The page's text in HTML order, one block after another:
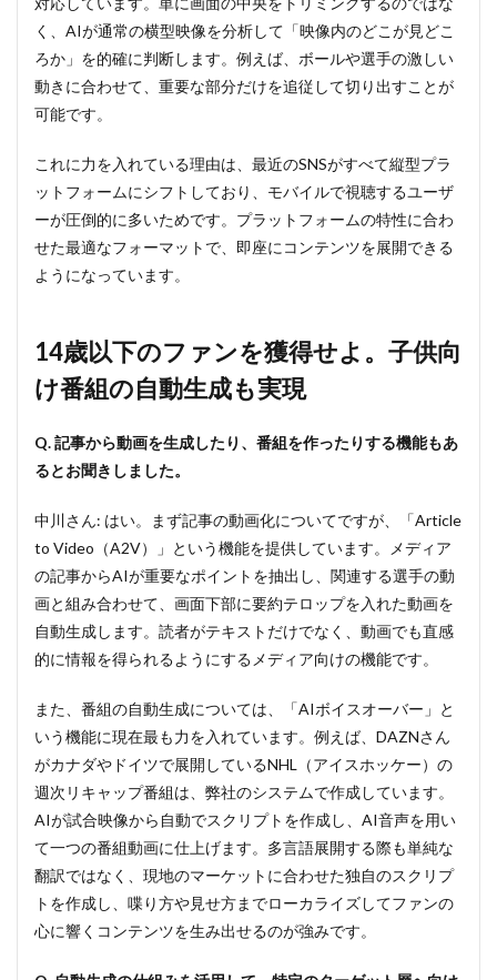
のリ
ーチ
とフ
ァン
一人
ひと
寄り
添う
ソナ
ライ
ズへ
く、AIが通常の横型映像を分析して「映像内のどこが見どこ
ろか」を的確に判断します。例えば、ボールや選手の激しい
動きに合わせて、重要な部分だけを追従して切り出すことが
可能です。
これに力を入れている理由は、最近のSNSがすべて縦型プラ
ットフォームにシフトしており、モバイルで視聴するユーザ
ーが圧倒的に多いためです。プラットフォームの特性に合わ
せた最適なフォーマットで、即座にコンテンツを展開できる
ようになっています。
14歳以下のファンを獲得せよ。子供向
け番組の自動生成も実現
Q. 記事から動画を生成したり、番組を作ったりする機能もあ
るとお聞きしました。
中川さん: はい。まず記事の動画化についてですが、「Article
to Video（A2V）」という機能を提供しています。メディア
の記事からAIが重要なポイントを抽出し、関連する選手の動
画と組み合わせて、画面下部に要約テロップを入れた動画を
自動生成します。読者がテキストだけでなく、動画でも直感
的に情報を得られるようにするメディア向けの機能です。
また、番組の自動生成については、「AIボイスオーバー」と
いう機能に現在最も力を入れています。例えば、DAZNさん
がカナダやドイツで展開しているNHL（アイスホッケー）の
週次リキャップ番組は、弊社のシステムで作成しています。
AIが試合映像から自動でスクリプトを作成し、AI音声を用い
て一つの番組動画に仕上げます。多言語展開する際も単純な
翻訳ではなく、現地のマーケットに合わせた独自のスクリプ
トを作成し、喋り方や見せ方までローカライズしてファンの
心に響くコンテンツを生み出せるのが強みです。